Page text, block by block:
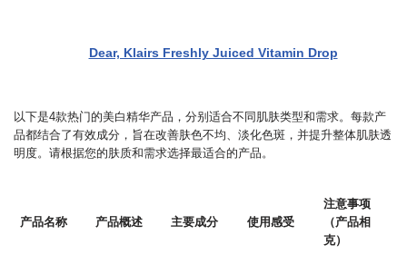
Dear, Klairs Freshly Juiced Vitamin Drop
以下是4款热门的美白精华产品，分别适合不同肌肤类型和需求。每款产
品都结合了有效成分，旨在改善肤色不均、淡化色斑，并提升整体肌肤透
明度。请根据您的肤质和需求选择最适合的产品。
产品名称 产品概述 主要成分 使用感受
注意事项
（产品相
克）